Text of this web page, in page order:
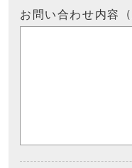
お問い合わせ内容 （